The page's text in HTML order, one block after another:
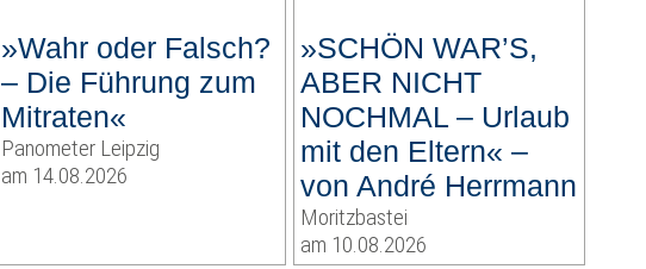
»Wahr oder Falsch?
– Die Führung zum
Mitraten«
Panometer Leipzig
am 14.08.2026
»SCHÖN WAR’S,
ABER NICHT
NOCHMAL – Urlaub
mit den Eltern« –
von André Herrmann
Moritzbastei
am 10.08.2026